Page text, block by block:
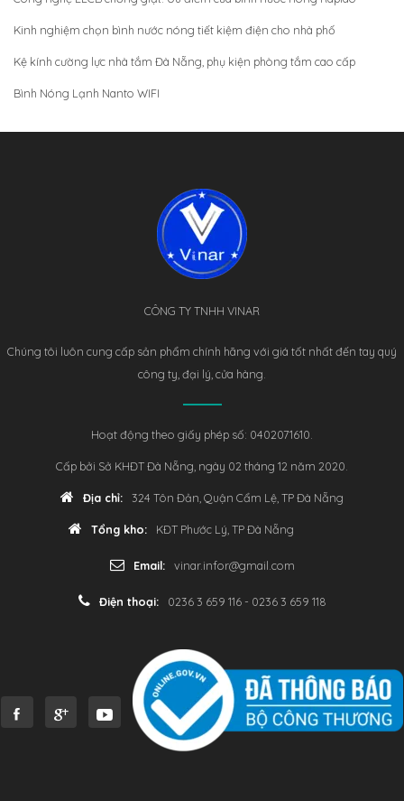
Kinh nghiệm chọn bình nước nóng tiết kiệm điện cho nhà phố
Kệ kính cường lực nhà tắm Đà Nẵng, phụ kiện phòng tắm cao cấp
Bình Nóng Lạnh Nanto WIFI
CÔNG TY TNHH VINAR
Chúng tôi luôn cung cấp sản phẩm chính hãng với giá tốt nhất đến tay quý
công ty, đại lý, cửa hàng.
Hoạt động theo giấy phép số: 0402071610.
Cấp bởi Sở KHĐT Đà Nẵng, ngày 02 tháng 12 năm 2020.
Địa chỉ: 324 Tôn Đản, Quận Cẩm Lệ, TP Đà Nẵng
Tổng kho: KĐT Phước Lý, TP Đà Nẵng
Email: vinar.infor@gmail.com
Điện thoại: 0236 3 659 116 - 0236 3 659 118